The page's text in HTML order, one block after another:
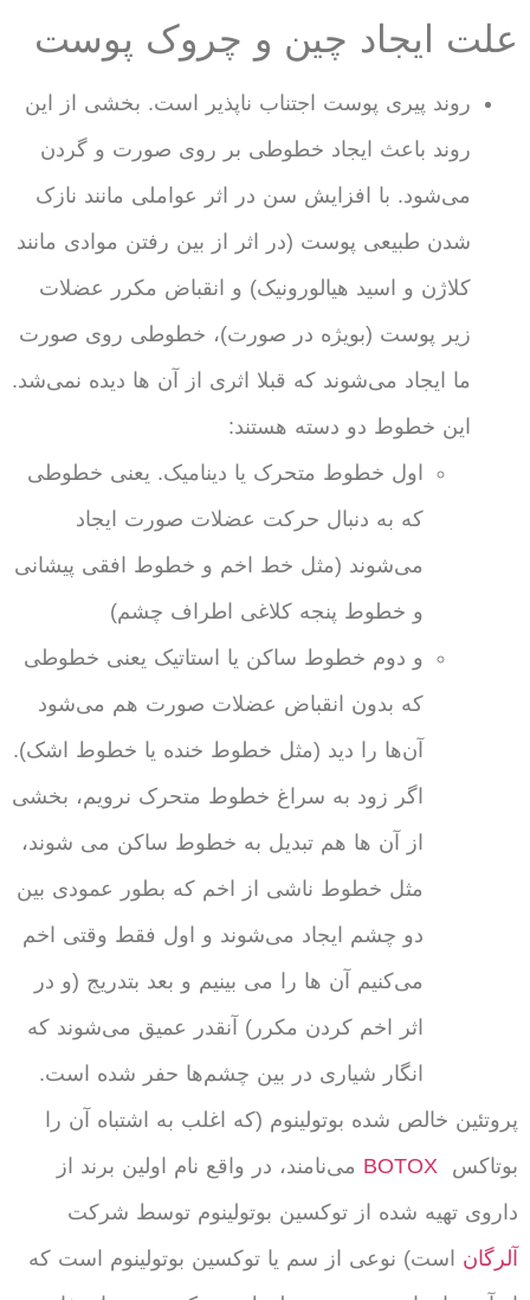
علت ایجاد چین و چروک پوست
روند پیری پوست اجتناب ناپذیر است. بخشی از این
روند باعث ایجاد خطوطی بر روی صورت و گردن
می‌شود. با افزایش سن در اثر عواملی مانند نازک
شدن طبیعی پوست (در اثر از بین رفتن موادی مانند
کلاژن و اسید هیالورونیک) و انقباض مکرر عضلات
زیر پوست (بویژه در صورت)، خطوطی روی صورت
ما ایجاد می‌شوند که قبلا اثری از آن ها دیده نمی‌شد.
این خطوط دو دسته هستند:
اول خطوط متحرک یا دینامیک. یعنی خطوطی
که به دنبال حرکت عضلات صورت ایجاد
می‌شوند (مثل خط اخم و خطوط افقی پیشانی
و خطوط پنجه کلاغی اطراف چشم)
و دوم خطوط ساکن یا استاتیک یعنی خطوطی
که بدون انقباض عضلات صورت هم می‌شود
آن‌ها را دید (مثل خطوط خنده یا خطوط اشک).
اگر زود به سراغ خطوط متحرک نرویم، بخشی
از آن ها هم تبدیل به خطوط ساکن می شوند،
مثل خطوط ناشی از اخم که بطور عمودی بین
دو چشم ایجاد می‌شوند و اول فقط وقتی اخم
می‌کنیم آن ها را می بینیم و بعد بتدریج (و در
اثر اخم کردن مکرر) آنقدر عمیق می‌شوند که
انگار شیاری در بین چشم‌ها حفر شده است.
پروتئین خالص شده بوتولینوم (که اغلب به اشتباه آن را
بوتاکس BOTOX می‌نامند، در واقع نام اولین برند از
داروی تهیه شده از توکسین بوتولینوم توسط شرکت
آلرگان است) نوعی از سم یا توکسین بوتولینوم است که